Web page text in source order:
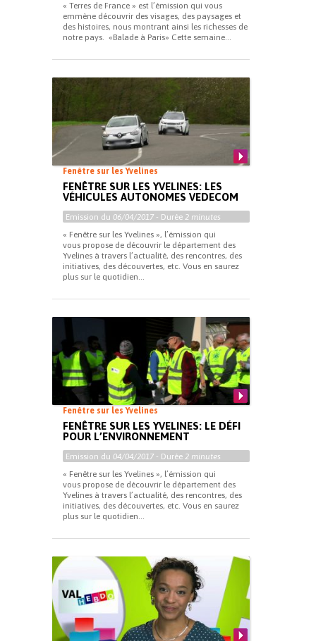
« Terres de France » est l’émission qui vous
emmène découvrir des visages, des paysages et
des histoires, nous montrant ainsi les richesses de
notre pays. «Balade à Paris» Cette semaine...
Fenêtre sur les Yvelines
FENÊTRE SUR LES YVELINES: LES
VÉHICULES AUTONOMES VEDECOM
Emission du 06/04/2017 - Durée 2 minutes
« Fenêtre sur les Yvelines », l’émission qui
vous propose de découvrir le département des
Yvelines à travers l’actualité, des rencontres, des
initiatives, des découvertes, etc. Vous en saurez
plus sur le quotidien...
Fenêtre sur les Yvelines
FENÊTRE SUR LES YVELINES: LE DÉFI
POUR L’ENVIRONNEMENT
Emission du 04/04/2017 - Durée 2 minutes
« Fenêtre sur les Yvelines », l’émission qui
vous propose de découvrir le département des
Yvelines à travers l’actualité, des rencontres, des
initiatives, des découvertes, etc. Vous en saurez
plus sur le quotidien...